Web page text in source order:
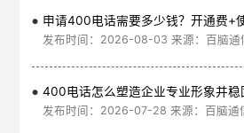
发布时间：2026-08-03 来源：百脑通
400电话怎么塑造企业专业形象并稳
发布时间：2026-07-28 来源：百脑通